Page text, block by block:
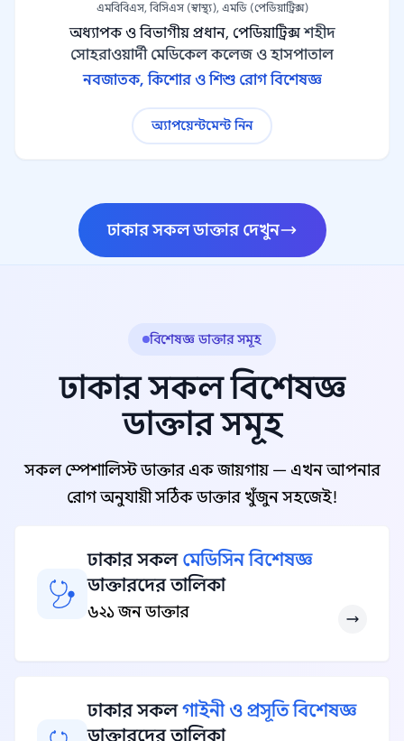
এমবিবিএস, বিসিএস (স্বাস্থ্য), এমডি (পেডিয়াট্রিক্স)
অধ্যাপক ও বিভাগীয় প্রধান, পেডিয়াট্রিক্স শহীদ
সোহরাওয়ার্দী মেডিকেল কলেজ ও হাসপাতাল
নবজাতক, কিশোর ও শিশু রোগ বিশেষজ্ঞ
অ্যাপয়েন্টমেন্ট নিন
ঢাকার সকল ডাক্তার দেখুন
বিশেষজ্ঞ ডাক্তার সমূহ
ঢাকার সকল বিশেষজ্ঞ
ডাক্তার সমূহ
সকল স্পেশালিস্ট ডাক্তার এক জায়গায় — এখন আপনার
রোগ অনুযায়ী সঠিক ডাক্তার খুঁজুন সহজেই!
ঢাকার সকল মেডিসিন বিশেষজ্ঞ
ডাক্তারদের তালিকা
৬২১ জন ডাক্তার
ঢাকার সকলগাইনী ও প্রসূতি বিশেষজ্ঞ
ডাক্তারদের তালিকা